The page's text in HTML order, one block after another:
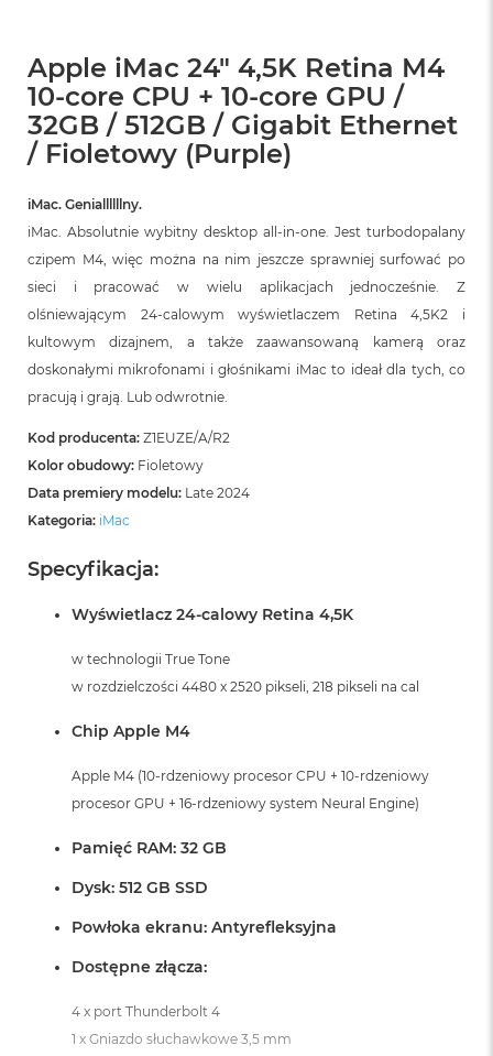
Apple iMac 24" 4,5K Retina M4
10-core CPU + 10-core GPU /
32GB / 512GB / Gigabit Ethernet
/ Fioletowy (Purple)
iMac. Geniallllllny.
iMac. Absolutnie wybitny desktop all‑in‑one. Jest turbodopalany
czipem M4, więc można na nim jeszcze sprawniej surfować po
sieci i pracować w wielu aplikacjach jednocześnie. Z
olśniewającym 24‑calowym wyświetlaczem Retina 4,5K2 i
kultowym dizajnem, a także zaawansowaną kamerą oraz
doskonałymi mikrofonami i głośnikami iMac to ideał dla tych, co
pracują i grają. Lub odwrotnie.
Kod producenta: Z1EUZE/A/R2
Kolor obudowy: Fioletowy
Data premiery modelu: Late 2024
Kategoria: iMac
Specyfikacja:
Wyświetlacz 24-calowy Retina 4,5K
w technologii True Tone
w rozdzielczości 4480 x 2520 pikseli, 218 pikseli na cal
Chip Apple M4
Apple M4 (10-rdzeniowy procesor CPU + 10-rdzeniowy
procesor GPU + 16-rdzeniowy system Neural Engine)
Pamięć RAM: 32 GB
Dysk: 512 GB SSD
Powłoka ekranu: Antyrefleksyjna
Dostępne złącza:
4 x port Thunderbolt 4
1 x Gniazdo słuchawkowe 3,5 mm